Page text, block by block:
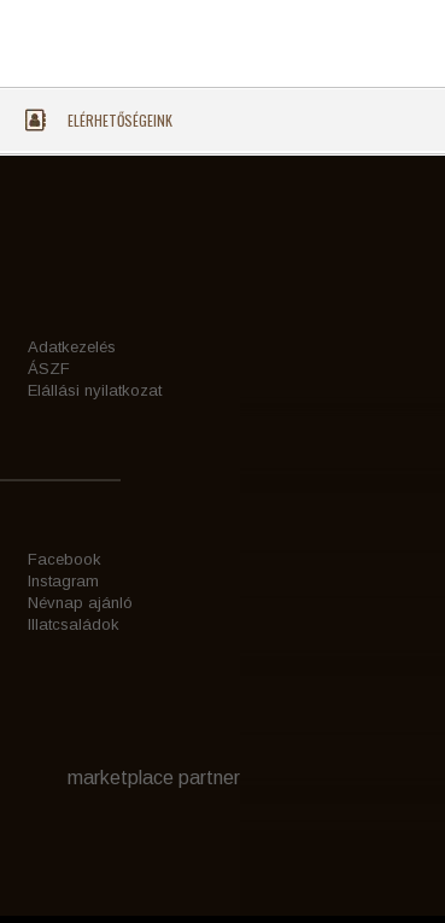
ELÉRHETŐSÉGEINK
Adatkezelés
ÁSZF
Elállási nyilatkozat
Facebook
Instagram
Névnap ajánló
Illatcsaládok
marketplace partner